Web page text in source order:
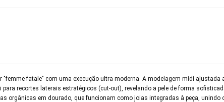
"femme fatale" com uma execução ultra moderna. A modelagem midi
recortes laterais estratégicos (cut-out), revelando a pele de forma
orgânicas em dourado, que funcionam como joias integradas à peça, unindo